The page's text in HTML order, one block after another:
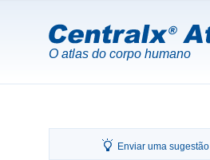
O atlas do corpo humano
Enviar uma sugestão